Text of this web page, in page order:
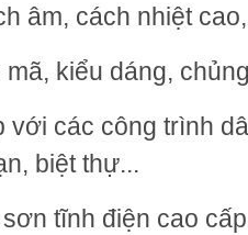
âm, cách nhiệt
kiểu dáng,
với các công trình
biệt thự...
tĩnh điện cao